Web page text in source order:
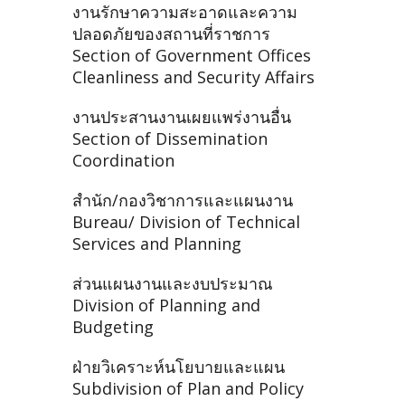
งานรักษาความสะอาดและความ
ปลอดภัยของสถานที่ราชการ
Section of Government Offices
Cleanliness and Security Affairs
งานประสานงานเผยแพร่งานอื่น
Section of Dissemination
Coordination
สำนัก/กองวิชาการและแผนงาน
Bureau/ Division of Technical
Services and Planning
ส่วนแผนงานและงบประมาณ
Division of Planning and
Budgeting
ฝ่ายวิเคราะห์นโยบายและแผน
Subdivision of Plan and Policy